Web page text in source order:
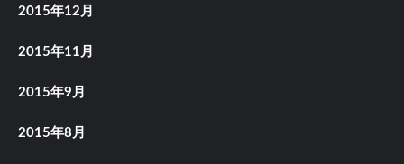
2015年12月
2015年11月
2015年9月
2015年8月